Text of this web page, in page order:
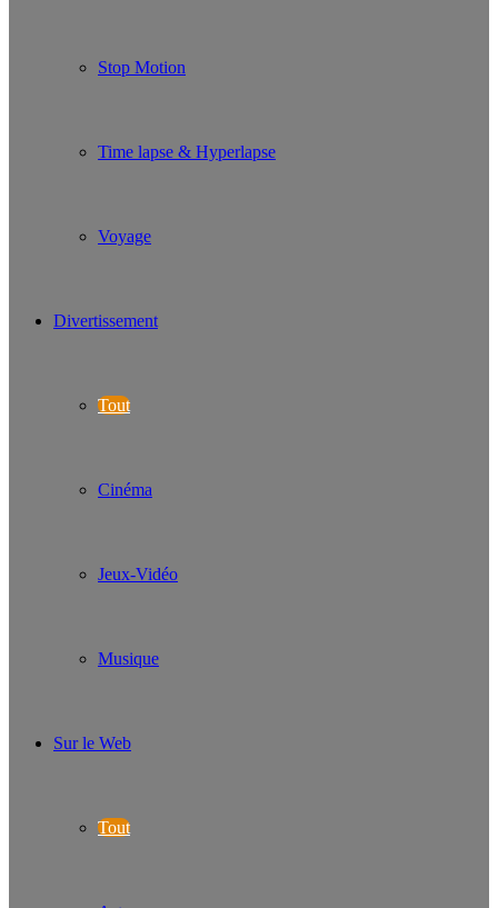
Stop Motion
Time lapse & Hyperlapse
Voyage
Divertissement
Tout
Cinéma
Jeux-Vidéo
Musique
Sur le Web
Tout